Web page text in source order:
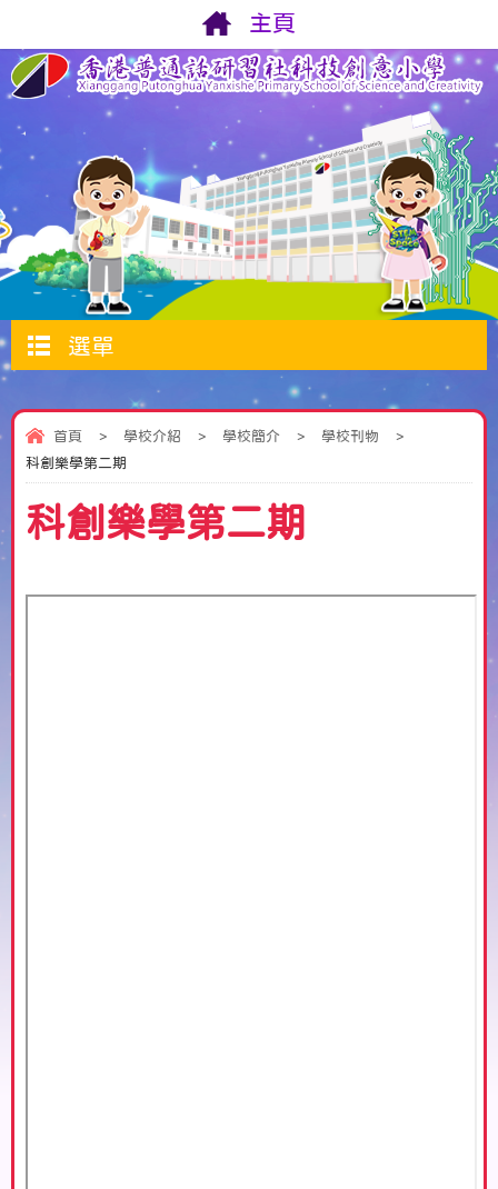
主頁
選單
首頁 > 學校介紹 > 學校簡介 > 學校刊物
>
科創樂學第二期
科創樂學第二期